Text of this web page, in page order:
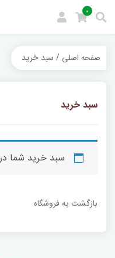
0
صفحه اصلی / سبد خرید
سبد خرید
سبد خرید شما
بازگشت به فروشگاه